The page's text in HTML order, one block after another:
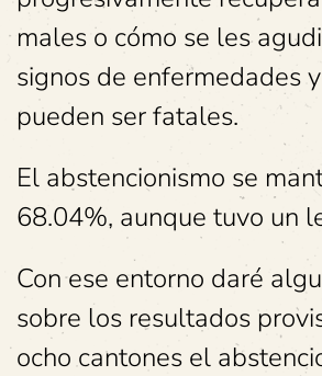
males o cómo se les
signos de enfermedades
pueden ser fatales.
El abstencionismo se
68.04%, aunque tuvo un
Con ese entorno daré
sobre los resultados
ocho cantones el